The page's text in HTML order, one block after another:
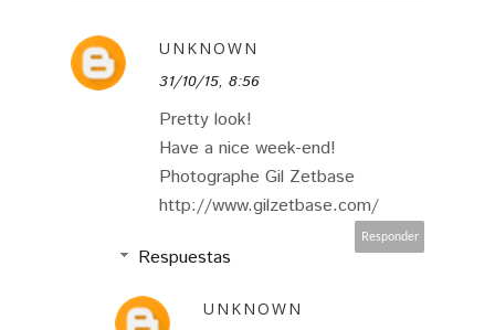
UNKNOWN
31/10/15, 8:56
Pretty look!
Have a nice week-end!
Photographe Gil Zetbase
http://www.gilzetbase.com/
Responder
Respuestas
UNKNOWN